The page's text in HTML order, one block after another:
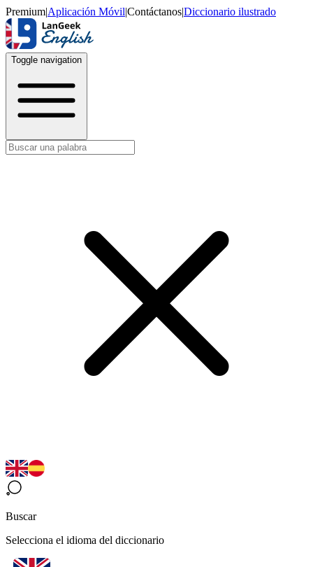
Premium|Aplicación Móvil|Contáctanos|Diccionario ilustrado
Toggle navigation
Buscar
Selecciona el idioma del diccionario